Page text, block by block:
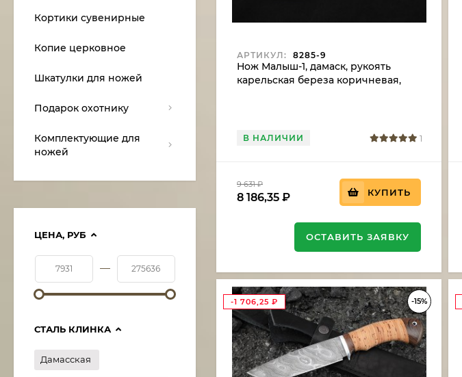
АРТИКУЛ: 8285-9
Нож Малыш-1, дамаск, рукоять
карельская береза коричневая,
В НАЛИЧИИ 1
9 631₽
8 186,35 ₽ КУПИТЬ
ОСТАВИТЬ ЗАЯВКУ
-15%
-1 706,25 ₽
Кортики сувенирные
Копие церковное
Шкатулки для ножей
Подарок охотнику
Комплектующие для
ножей
ЦЕНА, РУБ
—
СТАЛЬ КЛИНКА
Дамасская